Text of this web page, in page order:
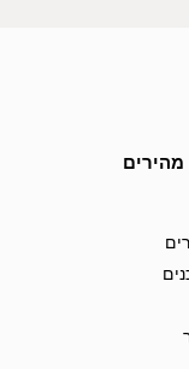
מהירים